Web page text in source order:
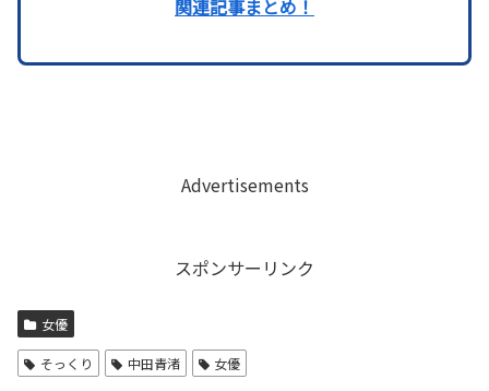
関連記事まとめ！
Advertisements
スポンサーリンク
女優
そっくり 中田青渚 女優